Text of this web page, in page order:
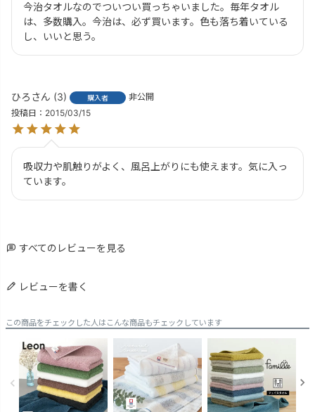
今治タオルなのでついつい買っちゃいました。毎年タオル
は、多数購入。今治は、必ず買います。色も落ち着いている
し、いいと思う。
ひろ 3 購入者
非公開
投稿日
2015/03/15
吸収力や肌触りがよく、風呂上がりにも使えます。気に入っ
ています。
すべてのレビューを見る
レビューを書く
この商品をチェックした人はこんな商品もチェックしています